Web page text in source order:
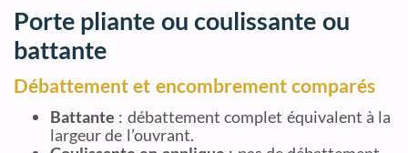
Porte pliante ou coulissante ou
battante
Débattement et encombrement comparés
Battante : débattement complet équivalent à la
largeur de l’ouvrant.